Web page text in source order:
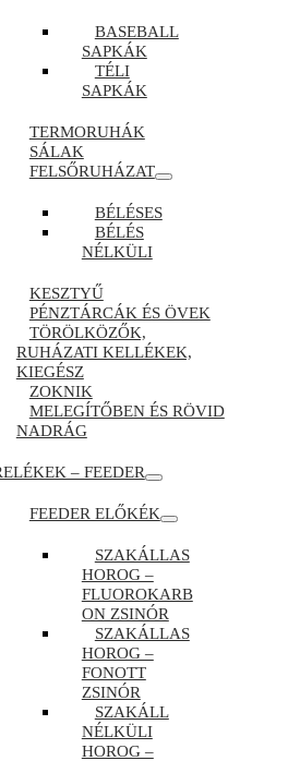
BASEBALL
SAPKÁK
TÉLI
SAPKÁK
TERMORUHÁK
SÁLAK
FELSŐRUHÁZAT
BÉLÉSES
BÉLÉS
NÉLKÜLI
KESZTYŰ
PÉNZTÁRCÁK ÉS ÖVEK
TÖRÖLKÖZŐK,
RUHÁZATI KELLÉKEK,
KIEGÉSZ
ZOKNIK
MELEGÍTŐBEN ÉS RÖVID
NADRÁG
– FEEDER
FEEDER ELŐKÉK
SZAKÁLLAS
HOROG –
FLUOROKARB
ON ZSINÓR
SZAKÁLLAS
HOROG –
FONOTT
ZSINÓR
SZAKÁLL
NÉLKÜLI
HOROG –